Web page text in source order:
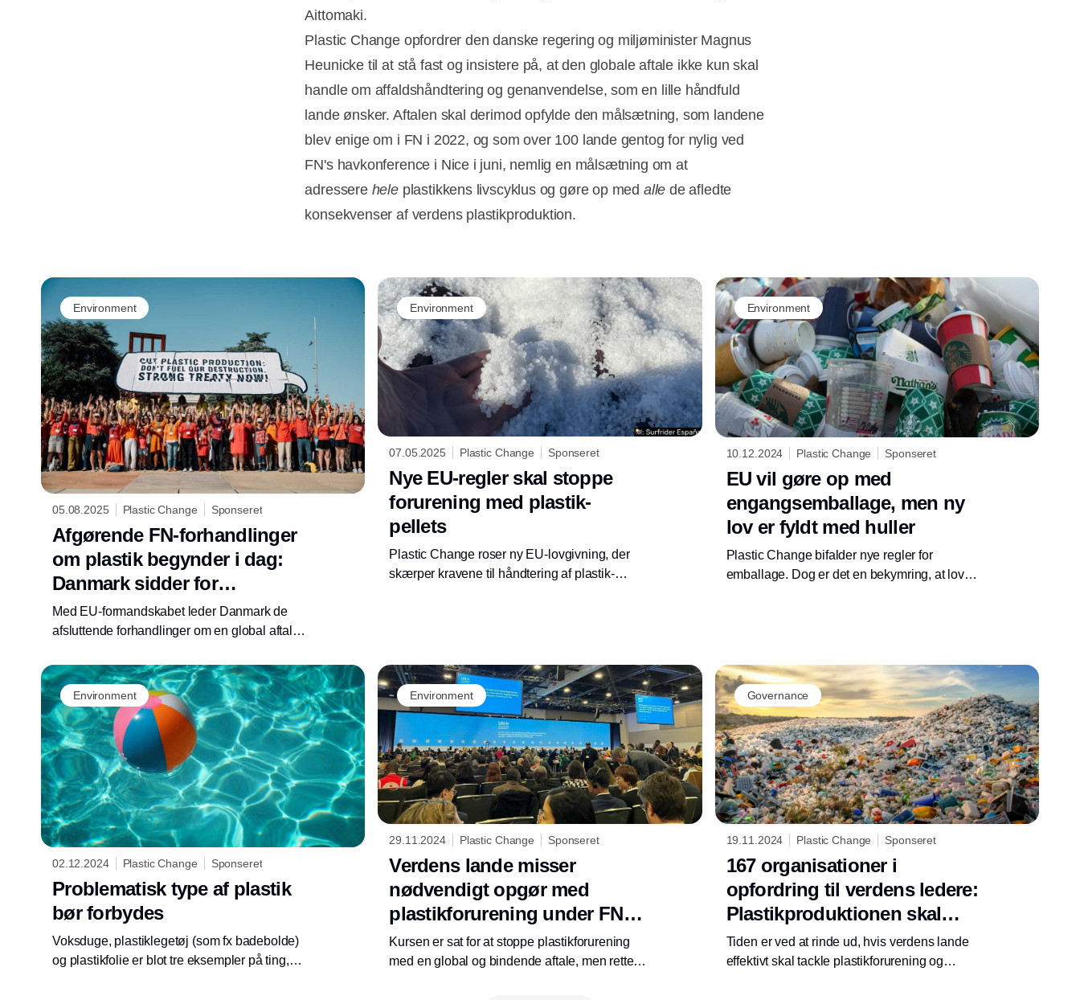
Aittomaki.
Plastic Change opfordrer den danske regering og miljøminister Magnus
Heunicke til at stå fast og insistere på, at den globale aftale ikke kun skal
handle om affaldshåndtering og genanvendelse, som en lille håndfuld
lande ønsker. Aftalen skal derimod opfylde den målsætning, som landene
blev enige om i FN i 2022, og som over 100 lande gentog for nylig ved
FN's havkonference i Nice i juni, nemlig en målsætning om at
adressere heleplastikkens livscyklus og gøre op med alle de afledte
konsekvenser af verdens plastikproduktion.
Environment
05.08.2025 Plastic Change Sponseret
Afgørende FN-forhandlinger
om plastik begynder i dag:
Danmark sidder for
bordenden
Med EU-formandskabet leder Danmark de
afsluttende forhandlinger om en global aftale
ambitioner har aldrig været større
Environment
07.05.2025 Plastic Change Sponseret
Nye EU-regler skal stoppe
forurening med plastik-
pellets
Plastic Change roser ny EU-lovgivning, der
skærper kravene til håndtering af plastik-
Environment
10.12.2024 Plastic Change Sponseret
EU vil gøre op med
engangsemballage, men ny
lov er fyldt med huller
Plastic Change bifalder nye regler for
emballage. Dog er det en bekymring, at loven
Environment
02.12.2024 Plastic Change Sponseret
Problematisk type af plastik
bør forbydes
Voksduge, plastiklegetøj (som fx badebolde)
og plastikfolie er blot tre eksempler på ting,
Environment
29.11.2024 Plastic Change Sponseret
Verdens lande misser
nødvendigt opgør med
plastikforurening under FN-
møde
Kursen er sat for at stoppe plastikforurening
med en global og bindende aftale, men rettes
Governance
19.11.2024 Plastic Change Sponseret
167 organisationer i
opfordring til verdens ledere:
Plastikproduktionen skal
ned!
Tiden er ved at rinde ud, hvis verdens lande
effektivt skal tackle plastikforurening og